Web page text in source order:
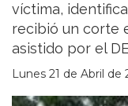
víctima,
recibió un corte
asistido por el
Lunes 21 de Abril de